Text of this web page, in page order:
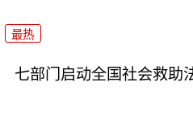
最热
七部门启动全国社会救助